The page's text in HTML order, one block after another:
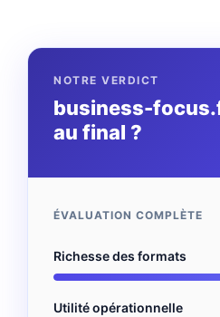
NOTRE VERDICT
business-
au final ?
ÉVALUATION COMPLÈTE
Richesse des formats
Utilité opérationnelle